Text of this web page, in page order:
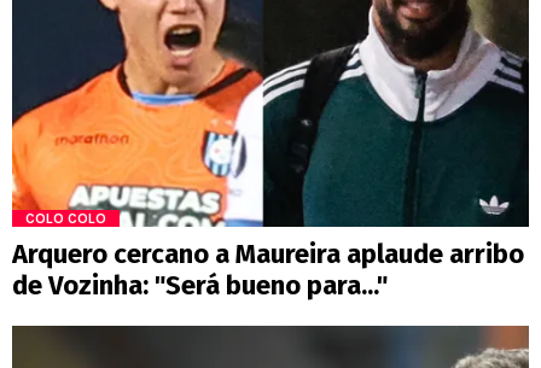
COLO COLO
Arquero cercano a Maureira aplaude arribo
de Vozinha: "Será bueno para..."